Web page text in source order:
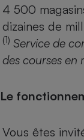
4 500
dizaines de
(1) Service de
des courses en
Le
Vous êtes